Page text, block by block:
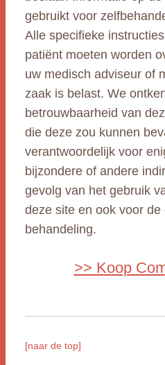
gebruikt voor
Alle specifieke
patiënt moeten worden
uw medisch adviseur of
zaak is belast. We
betrouwbaarheid van
die deze zou kunnen
verantwoordelijk voor
bijzondere of andere
gevolg van het gebruik
deze site en ook voor
behandeling.
>> Koop
[naar de top]